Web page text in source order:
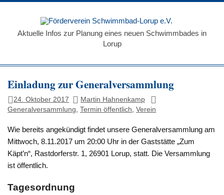
Zum
Aktuelle Infos zur Planung eines neuen Schwimmbades in
Lorup
Einladung zur Generalversammlung
24. Oktober 2017
Martin Hahnenkamp
Generalversammlung,Termin öffentlich,Verein
Wie bereits angekündigt findet unsere Generalversammlung am
Mittwoch, 8.11.2017 um 20:00 Uhr in der Gaststätte „Zum
Käpt’n“, Rastdorferstr. 1, 26901 Lorup, statt. Die Versammlung
ist öffentlich.
Tagesordnung